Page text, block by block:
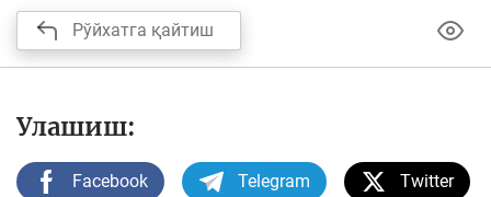
Рўйхатга қайтиш
Улашиш:
Facebook Telegram Twitter